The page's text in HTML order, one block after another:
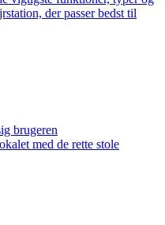
der passer bedst til
brugeren
med de rette stole